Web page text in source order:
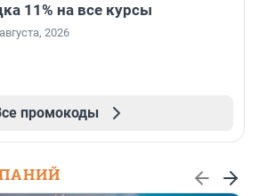
11% на все курсы
2026
промокоды